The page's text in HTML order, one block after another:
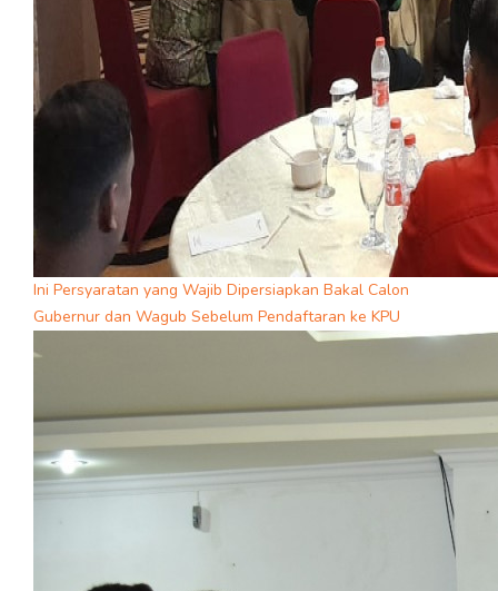
Ini Persyaratan yang Wajib Dipersiapkan Bakal Calon
Gubernur dan Wagub Sebelum Pendaftaran ke KPU